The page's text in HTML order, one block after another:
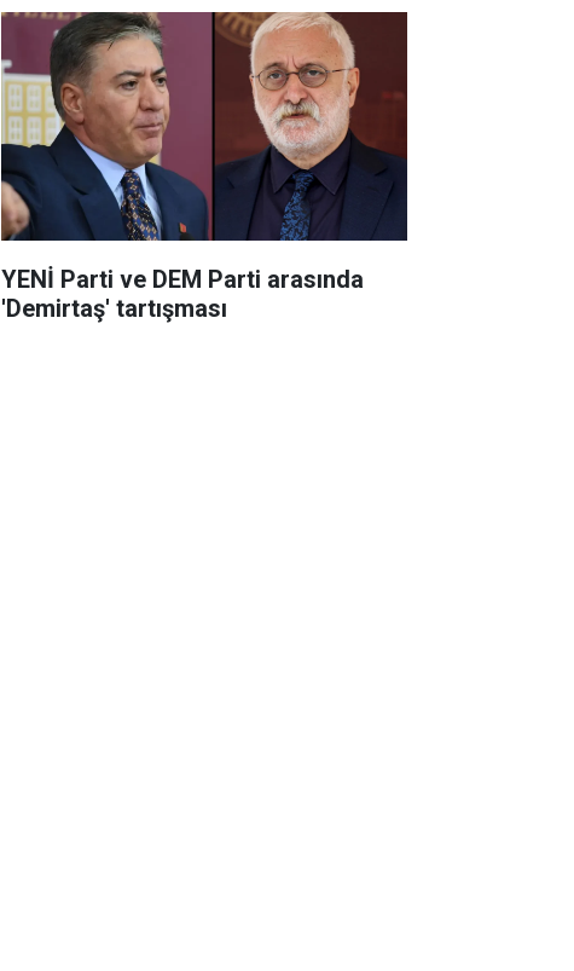
YENİ Parti ve DEM Parti arasında
'Demirtaş' tartışması